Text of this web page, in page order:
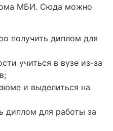
МБИ. Сюда можно
получить диплом для
учиться в вузе из-за
и выделиться на
диплом для работы за